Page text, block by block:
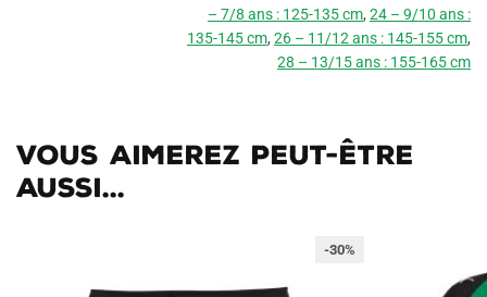
– 7/8 ans : 125-135 cm, 24 – 9/10 ans :
135-145 cm, 26 – 11/12 ans : 145-155 cm,
28 – 13/15 ans : 155-165 cm
Vous aimerez peut-être
aussi...
-30%